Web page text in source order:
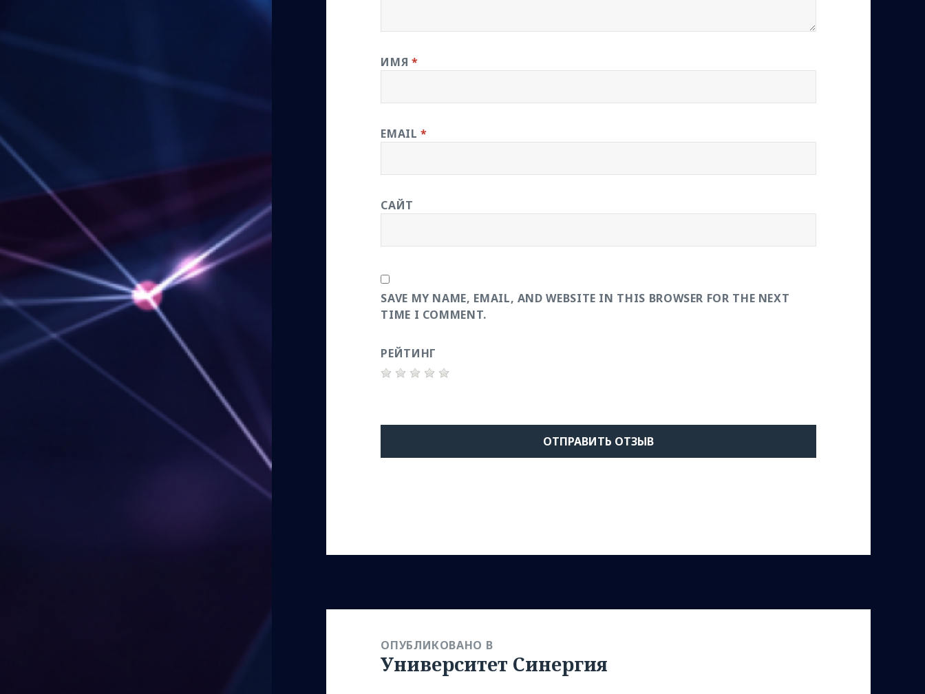
ИМЯ *
EMAIL*
САЙТ
SAVE MY NAME, EMAIL, AND WEBSITE IN THIS BROWSER FOR THE NEXT
TIME I COMMENT.
РЕЙТИНГ
записям
ОПУБЛИКОВАНО В
Университет Синергия